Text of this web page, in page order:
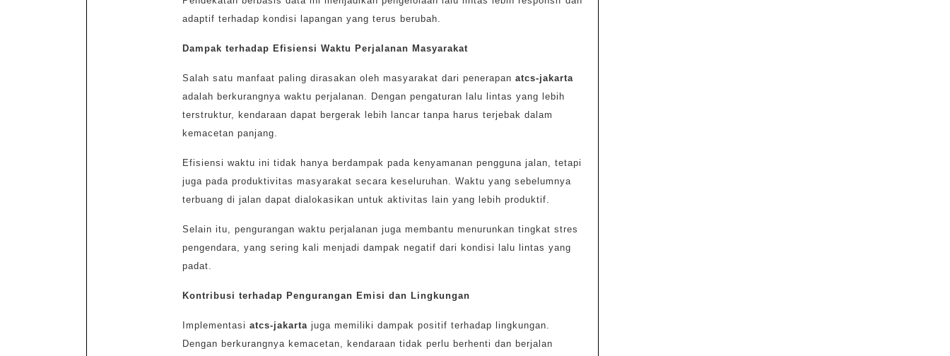
adaptif terhadap kondisi lapangan yang terus berubah.
Dampak terhadap Efisiensi Waktu Perjalanan Masyarakat
Salah satu manfaat paling dirasakan oleh masyarakat dari penerapan atcs-jakarta
adalah berkurangnya waktu perjalanan. Dengan pengaturan lalu lintas yang lebih
terstruktur, kendaraan dapat bergerak lebih lancar tanpa harus terjebak dalam
kemacetan panjang.
Efisiensi waktu ini tidak hanya berdampak pada kenyamanan pengguna jalan, tetapi
juga pada produktivitas masyarakat secara keseluruhan. Waktu yang sebelumnya
terbuang di jalan dapat dialokasikan untuk aktivitas lain yang lebih produktif.
Selain itu, pengurangan waktu perjalanan juga membantu menurunkan tingkat stres
pengendara, yang sering kali menjadi dampak negatif dari kondisi lalu lintas yang
padat.
Kontribusi terhadap Pengurangan Emisi dan Lingkungan
Implementasi atcs-jakartajuga memiliki dampak positif terhadap lingkungan.
Dengan berkurangnya kemacetan, kendaraan tidak perlu berhenti dan berjalan